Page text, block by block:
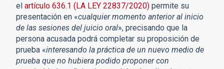
el artículo 636.1 (LA LEY 22837/2020) permite su
presentación en «cualquier momento anterior al inicio
de las sesiones del juicio oral», precisando que la
persona acusada podrá completar su proposición de
prueba «interesando la práctica de un nuevo medio de
prueba que no hubiera podido proponer con